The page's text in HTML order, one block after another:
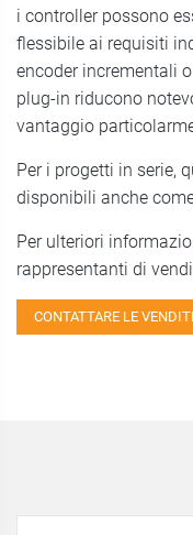
i controller possono
flessibile ai requisiti
encoder incrementali
plug-in riducono
vantaggio
Per i progetti in serie,
disponibili anche
Per ulteriori
rappresentanti di
CONTATTARE LE